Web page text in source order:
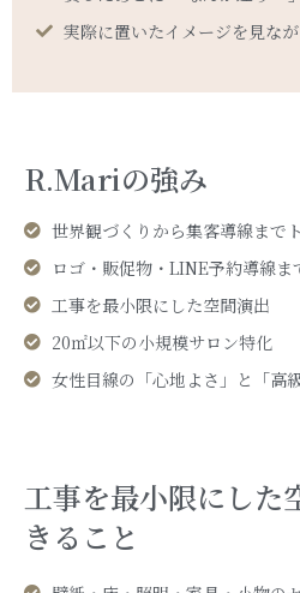
実際に置いたイメージを見な
R.Mariの強み
世界観づくりから集客導線まで
ロゴ・販促物・LINE予約導線ま
工事を最小限にした空間演出
20㎡以下の小規模サロン特化
女性目線の「心地よさ」と「高
工事を最小限にした
きること